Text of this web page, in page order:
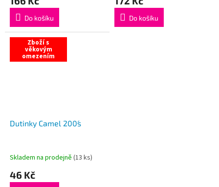
Do košíku Do košíku
Zboží s
věkovým
omezením
Dutinky Camel 200´s
Skladem na prodejně (13 ks)
46 Kč